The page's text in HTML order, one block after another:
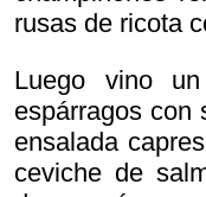
rusas de ricota
Luego vino
espárragos con
ensalada
ceviche de